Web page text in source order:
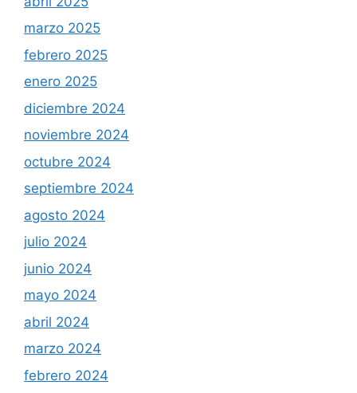
marzo 2025
febrero 2025
enero 2025
diciembre 2024
noviembre 2024
octubre 2024
septiembre 2024
agosto 2024
julio 2024
junio 2024
mayo 2024
abril 2024
marzo 2024
febrero 2024